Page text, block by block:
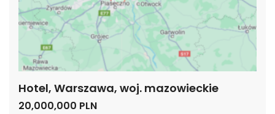
Hotel, Warszawa, woj. mazowieckie
20,000,000 PLN